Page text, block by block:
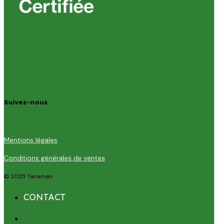
Suivez-nous
Mentions légales
Conditions générales de ventes
© 2025 Tanaman
CONTACT